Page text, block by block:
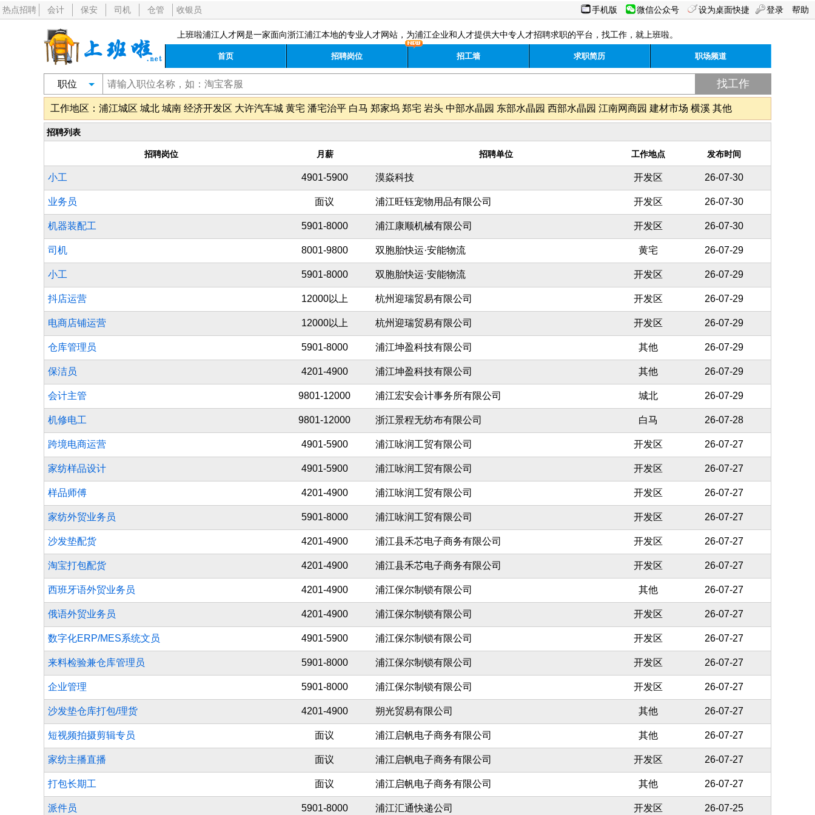
热点招聘 会计 保安 司机 仓管 收银员 手机版 微信公众号 设为桌面快捷 登录 帮助
上班啦浦江人才网是一家面向浙江浦江本地的专业人才网站，为浦江企业和人才提供大中专人才招聘求职的平台，找工作，就上班啦。
首页 招聘岗位 招工墙 求职简历 职场频道
职位
工作地区： 浦江城区 城北 城南 经济开发区 大许汽车城 黄宅 潘宅治平 白马 郑家坞 郑宅 岩头 中部水晶园 东部水晶园 西部水晶园 江南网商园 建材市场 横溪 其他
招聘列表
招聘岗位 月薪 招聘单位 工作地点 发布时间
小工 4901-5900 漠焱科技 开发区 26-07-30
业务员 面议 浦江旺钰宠物用品有限公司 开发区 26-07-30
机器装配工 5901-8000 浦江康顺机械有限公司 开发区 26-07-30
司机 8001-9800 双胞胎快运·安能物流 黄宅 26-07-29
小工 5901-8000 双胞胎快运·安能物流 开发区 26-07-29
抖店运营 12000以上 杭州迎瑞贸易有限公司 开发区 26-07-29
电商店铺运营 12000以上 杭州迎瑞贸易有限公司 开发区 26-07-29
仓库管理员 5901-8000 浦江坤盈科技有限公司 其他 26-07-29
保洁员 4201-4900 浦江坤盈科技有限公司 其他 26-07-29
会计主管 9801-12000 浦江宏安会计事务所有限公司 城北 26-07-29
机修电工 9801-12000 浙江景程无纺布有限公司 白马 26-07-28
跨境电商运营 4901-5900 浦江咏润工贸有限公司 开发区 26-07-27
家纺样品设计 4901-5900 浦江咏润工贸有限公司 开发区 26-07-27
样品师傅 4201-4900 浦江咏润工贸有限公司 开发区 26-07-27
家纺外贸业务员 5901-8000 浦江咏润工贸有限公司 开发区 26-07-27
沙发垫配货 4201-4900 浦江县禾芯电子商务有限公司 开发区 26-07-27
淘宝打包配货 4201-4900 浦江县禾芯电子商务有限公司 开发区 26-07-27
西班牙语外贸业务员 4201-4900 浦江保尔制锁有限公司 其他 26-07-27
俄语外贸业务员 4201-4900 浦江保尔制锁有限公司 开发区 26-07-27
数字化ERP/MES系统文员 4901-5900 浦江保尔制锁有限公司 开发区 26-07-27
来料检验兼仓库管理员 5901-8000 浦江保尔制锁有限公司 开发区 26-07-27
企业管理 5901-8000 浦江保尔制锁有限公司 开发区 26-07-27
沙发垫仓库打包/理货 4201-4900 朔光贸易有限公司 其他 26-07-27
短视频拍摄剪辑专员 面议 浦江启帆电子商务有限公司 其他 26-07-27
家纺主播直播 面议 浦江启帆电子商务有限公司 开发区 26-07-27
打包长期工 面议 浦江启帆电子商务有限公司 其他 26-07-27
派件员 5901-8000 浦江汇通快递公司 开发区 26-07-25